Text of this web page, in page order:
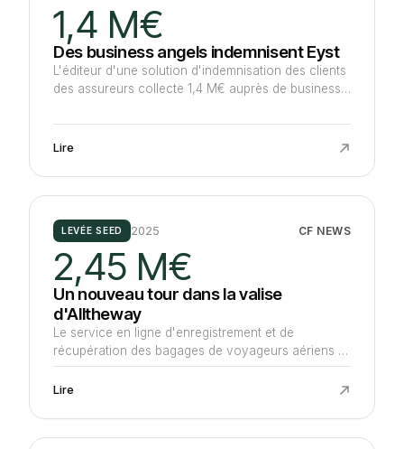
1,4 M€
Des business angels indemnisent Eyst
L'éditeur d'une solution d'indemnisation des clients
des assureurs collecte 1,4 M€ auprès de business
Angels et InsurAngels, afin de déployer notamment
aux Etats-Unis. Cette opération valorise la société
Lire
LEVÉE SEED 2025 CF NEWS
2,45 M€
Un nouveau tour dans la valise
d'Alltheway
Le service en ligne d'enregistrement et de
récupération des bagages de voyageurs aériens et
ferroviaires réunit environ 2,45 M€ auprès
d'Innovacom, du groupe ADP, du marocain CDG
l'étranger, principalement aux Etats-Unis et au
Maroc.
Lire